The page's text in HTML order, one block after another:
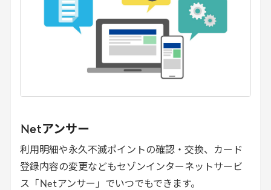
Netアンサー
利用明細や永久不滅ポイントの確認・交換、カード
登録内容の変更などもセゾンインターネットサービ
ス「 Netアンサー」でいつでもできます。